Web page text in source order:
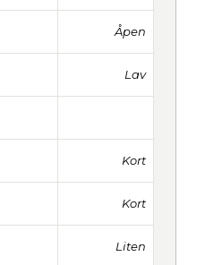
Åpen
Lav
Kort
Kort
Liten